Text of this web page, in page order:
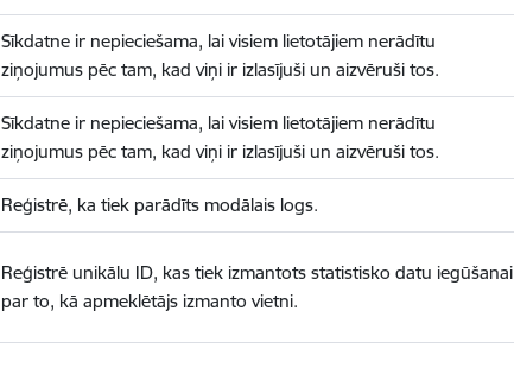
Sīkdatne ir nepieciešama, lai visiem lietotājiem nerādītu
ziņojumus pēc tam, kad viņi ir izlasījuši un aizvēruši tos.
Sīkdatne ir nepieciešama, lai visiem lietotājiem nerādītu
ziņojumus pēc tam, kad viņi ir izlasījuši un aizvēruši tos.
Reģistrē, ka tiek parādīts modālais logs.
Reģistrē unikālu ID, kas tiek izmantots statistisko datu iegūšanai
par to, kā apmeklētājs izmanto vietni.